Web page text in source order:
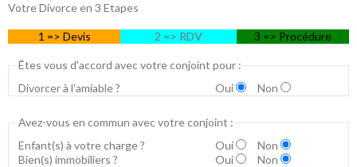
Votre Divorce en 3 Etapes
1 => Devis 2 => RDV 3 => Procédure
Êtes vous d'accord avec votre conjoint pour :
Divorcer à l'amiable ?
Oui Non
Avez-vous en commun avec votre conjoint :
Enfant(s) à votre charge ?
Oui
Non
Bien(s) immobiliers ?
Oui Non